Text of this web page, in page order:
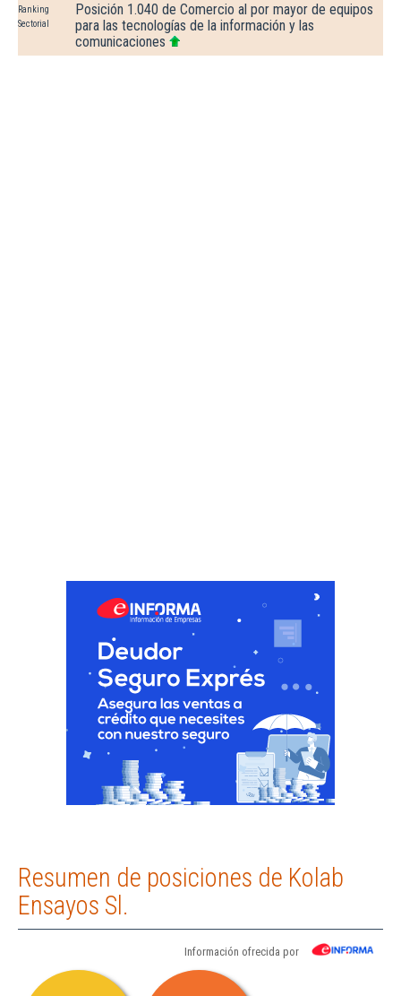
Ranking
Sectorial
Posición 1.040 de Comercio al por mayor de equipos
para las tecnologías de la información y las
comunicaciones
Resumen de posiciones de Kolab
Ensayos Sl.
Información ofrecida por